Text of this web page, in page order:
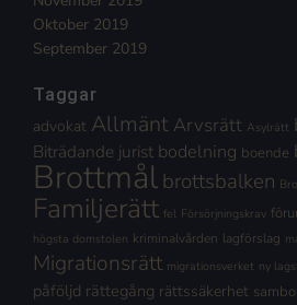
Oktober 2019
September 2019
Taggar
advokat Allmänt Arvsrätt Asylrätt
Biträdande jurist bodelning boende
Brottmålbrottsbalken
Familjerätt fel Försörjningskrav
högsta domstolen kriminalvården lagförslag
Migrationsrätt migrationsverket ny
påföljd rättegång rättssäkerhet sambo